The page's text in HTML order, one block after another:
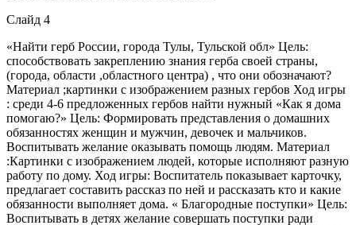
Слайд 4
«Найти герб России, города Тулы, Тульской обл» Цель:
способствовать закреплению знания герба своей страны,
(города, области ,областного центра) , что они обозначают?
Материал ;картинки с изображением разных гербов Ход игры
: среди 4-6 предложенных гербов найти нужный «Как я дома
помогаю?» Цель: Формировать представления о домашних
обязанностях женщин и мужчин, девочек и мальчиков.
Воспитывать желание оказывать помощь людям. Материал
:Картинки с изображением людей, которые исполняют разную
работу по дому. Ход игры: Воспитатель показывает карточку,
предлагает составить рассказ по ней и рассказать кто и какие
обязанности выполняет дома. « Благородные поступки» Цель:
Воспитывать в детях желание совершать поступки ради